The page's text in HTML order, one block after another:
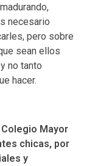
necesario
pero sobre
sean ellos
no tanto
hacer.
Mayor
chicas, por
y